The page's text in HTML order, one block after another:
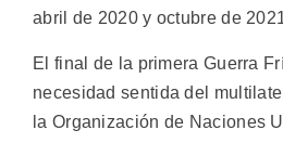
abril de 2020 y octubre de
El final de la primera Guerra
necesidad sentida del
la Organización de Naciones